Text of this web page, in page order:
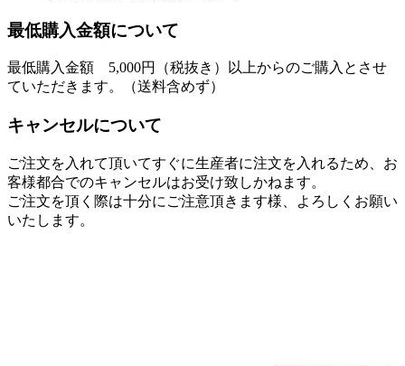
最低購入金額について
最低購入金額 5,000円（税抜き）以上からのご購入とさせ
ていただきます。（送料含めず）
キャンセルについて
ご注文を入れて頂いてすぐに生産者に注文を入れるため、お
客様都合でのキャンセルはお受け致しかねます。
ご注文を頂く際は十分にご注意頂きます様、よろしくお願い
いたします。